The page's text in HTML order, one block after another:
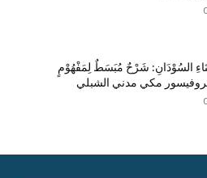
السُوْدَانِ: شَرْحٌ مُبَسَطٌ لِمَفْهُوْمٍ
مكي مدني الشبلي